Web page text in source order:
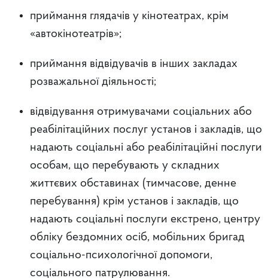
приймання глядачів у кінотеатрах, крім
«автокінотеатрів»;
приймання відвідувачів в інших закладах
розважальної діяльності;
відвідування отримувачами соціальних або
реабілітаційних послуг установ і закладів, що
надають соціальні або реабілітаційні послуги
особам, що перебувають у складних
життєвих обставинах (тимчасове, денне
перебування) крім установ і закладів, що
надають соціальні послуги екстрено, центру
обліку бездомних осіб, мобільних бригад
соціально-психологічної допомоги,
соціального патрулювання.